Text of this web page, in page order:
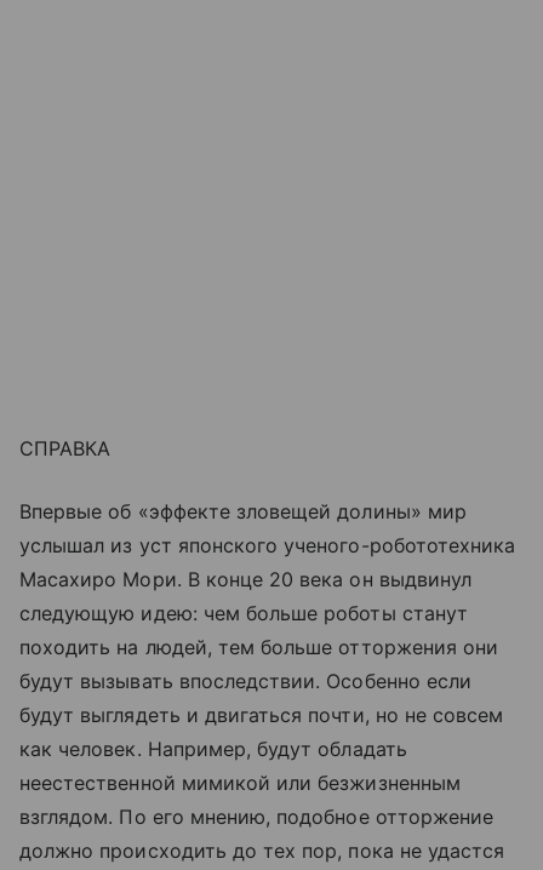
СПРАВКА
Впервые об «эффекте зловещей долины» мир
услышал из уст японского ученого-робототехника
Масахиро Мори. В конце 20 века он выдвинул
следующую идею: чем больше роботы станут
походить на людей, тем больше отторжения они
будут вызывать впоследствии. Особенно если
будут выглядеть и двигаться почти, но не совсем
как человек. Например, будут обладать
неестественной мимикой или безжизненным
взглядом. По его мнению, подобное отторжение
должно происходить до тех пор, пока не удастся